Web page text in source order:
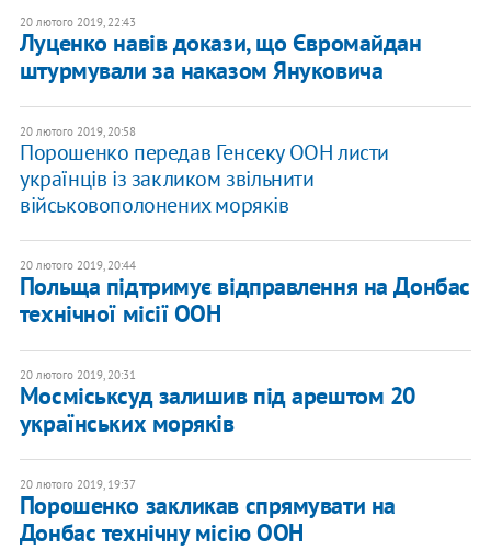
20 лютого 2019, 22:43
Луценко навів докази, що Євромайдан
штурмували за наказом Януковича
20 лютого 2019, 20:58
Порошенко передав Генсеку ООН листи
українців із закликом звільнити
військовополонених моряків
20 лютого 2019, 20:44
Польща підтримує відправлення на Донбас
технічної місії ООН
20 лютого 2019, 20:31
Мосміськсуд залишив під арештом 20
українських моряків
20 лютого 2019, 19:37
Порошенко закликав спрямувати на
Донбас технічну місію ООН